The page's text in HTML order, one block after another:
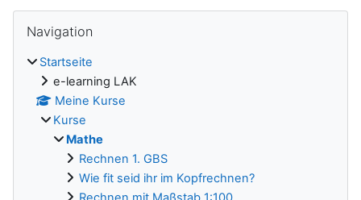
Blöcke
Navigation
Startseite
e-learning LAK
Meine Kurse
Kurse
Mathe
Rechnen 1. GBS
Wie fit seid ihr im Kopfrechnen?